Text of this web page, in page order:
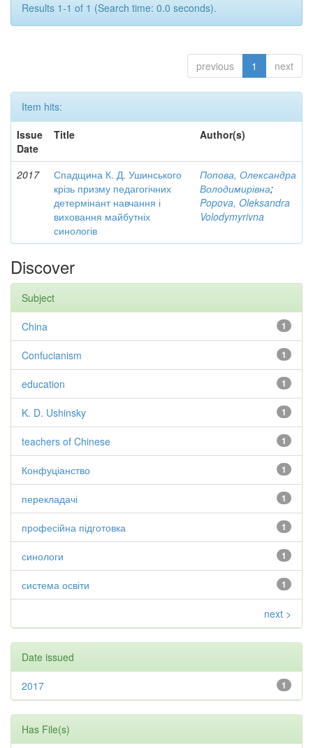
Results 1-1 of 1 (Search time: 0.0 seconds).
previous 1 next
Item hits:
Issue
Date
Title Author(s)
2017
Спадщина К. Д. Ушинського
крізь призму педагогічних
детермінант навчання і
виховання майбутніх
синологів
Попова, Олександра
Володимирівна;
Popova, Oleksandra
Volodymyrivna
Discover
Subject
1
China
1
Confucianism
1
education
1
K. D. Ushinsky
1
teachers of Chinese
1
Конфуціанство
1
перекладачі
1
професійна підготовка
1
синологи
1
система освіти
next >
Date issued
1
2017
Has File(s)